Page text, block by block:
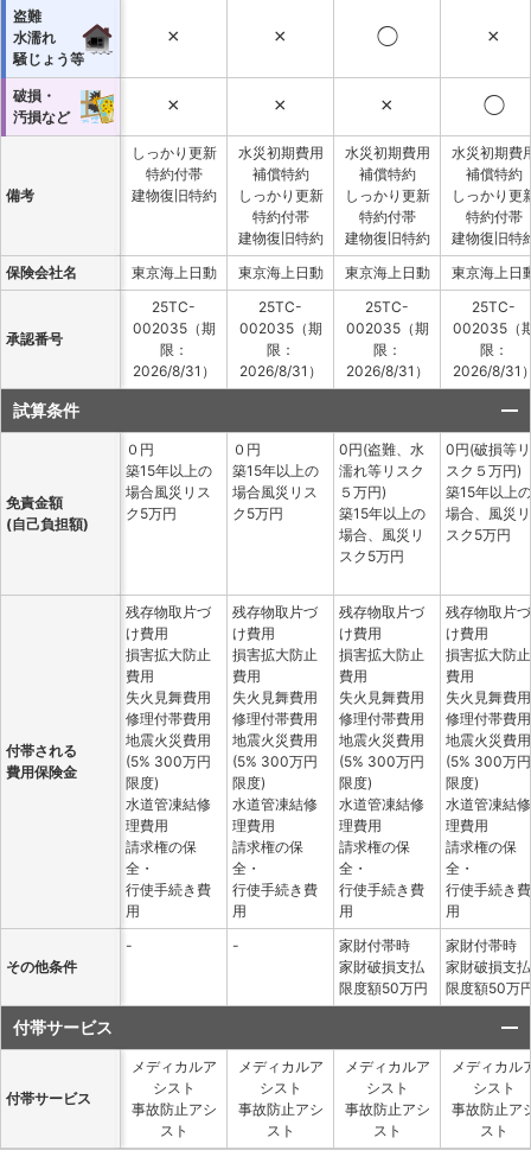
盗難
水濡れ
騒じょう等
× × ◯ ×
破損・
汚損など
× × × ◯
備考
しっかり更新
特約付帯
建物復旧特約
水災初期費用
補償特約
しっかり更新
特約付帯
建物復旧特約
水災初期費用
補償特約
しっかり更新
特約付帯
建物復旧特約
水災初期費
補償特約
しっかり更
特約付帯
建物復旧特
保険会社名
東京海上日動 東京海上日動 東京海上日動 東京海上日
承認番号
25TC-
002035（期
限：
2026/8/31）
25TC-
002035（期
限：
2026/8/31）
25TC-
002035（期
限：
2026/8/31）
25TC-
002035（
限：
2026/8/31
試算条件
免責金額
(自己負担額)
０円
築15年以上の
場合風災リス
ク5万円
０円
築15年以上の
場合風災リス
ク5万円
0円(盗難、水
濡れ等リスク
５万円)
築15年以上の
場合、風災リ
スク5万円
0円(破損等リ
スク５万円)
築15年以上の
場合、風災リ
スク5万円
付帯される
費用保険金
残存物取片づ
け費用
損害拡大防止
費用
失火見舞費用
修理付帯費用
地震火災費用
(5% 300万円
限度)
水道管凍結修
理費用
請求権の保
全・
行使手続き費
用
残存物取片づ
け費用
損害拡大防止
費用
失火見舞費用
修理付帯費用
地震火災費用
(5% 300万円
限度)
水道管凍結修
理費用
請求権の保
全・
行使手続き費
用
残存物取片づ
け費用
損害拡大防止
費用
失火見舞費用
修理付帯費用
地震火災費用
(5% 300万円
限度)
水道管凍結修
理費用
請求権の保
全・
行使手続き費
用
残存物取片づ
け費用
損害拡大防止
費用
失火見舞費用
修理付帯費用
地震火災費用
(5% 300万円
限度)
水道管凍結修
理費用
請求権の保
全・
行使手続き費
用
その他条件
- -
家財付帯時
家財破損支払
限度額50万円
家財付帯時
家財破損支払
限度額50万
付帯サービス
付帯サービス
メディカルア
シスト
事故防止アシ
スト
メディカルア
シスト
事故防止アシ
スト
メディカルア
シスト
事故防止アシ
スト
メディカル
シスト
事故防止ア
スト